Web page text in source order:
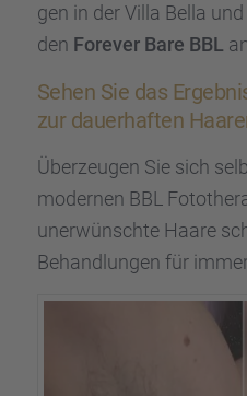
gen in der Villa Bella
den Forever Bare BBL
Sehen Sie das
zur dauer­haf­ten
Überzeu­gen Sie sich
moder­nen BBL
unerwünschte Haare
Behand­lun­gen für